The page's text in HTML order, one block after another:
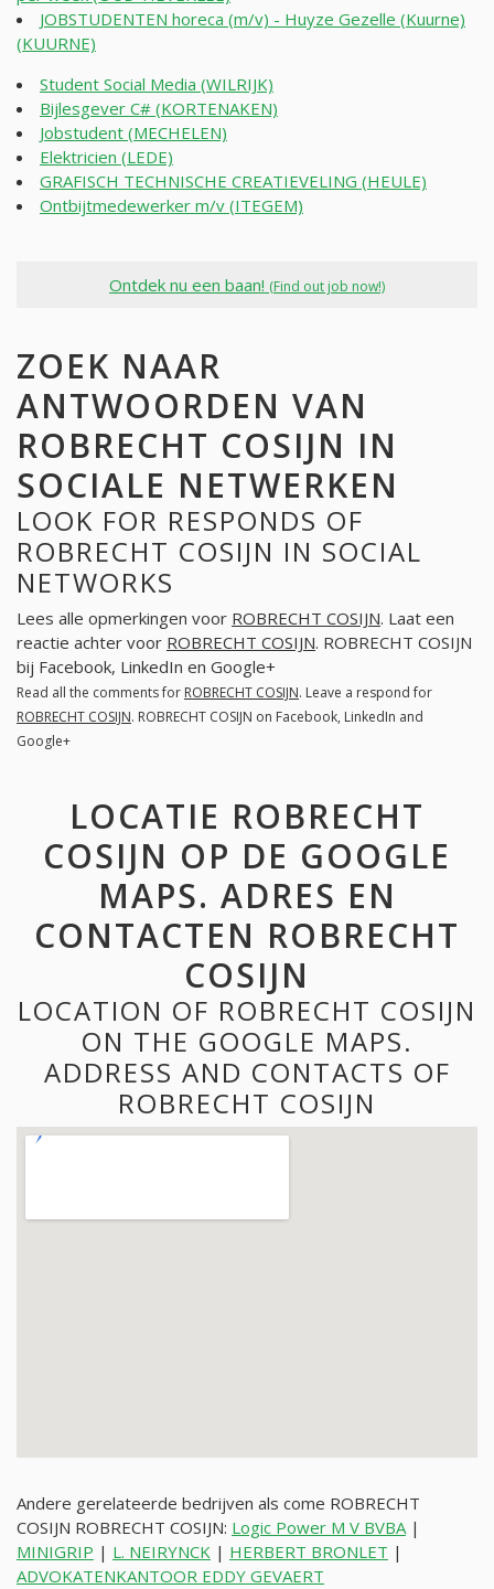
JOBSTUDENTEN horeca (m/v) - Huyze Gezelle (Kuurne)
(KUURNE)
Student Social Media (WILRIJK)
Bijlesgever C# (KORTENAKEN)
Jobstudent (MECHELEN)
Elektricien (LEDE)
GRAFISCH TECHNISCHE CREATIEVELING (HEULE)
Ontbijtmedewerker m/v (ITEGEM)
Ontdek nu een baan! (Find out job now!)
ZOEK NAAR
ANTWOORDEN VAN
ROBRECHT COSIJN IN
SOCIALE NETWERKEN
LOOK FOR RESPONDS OF
ROBRECHT COSIJN IN SOCIAL
NETWORKS
Lees alle opmerkingen voor ROBRECHT COSIJN. Laat een
reactie achter voor ROBRECHT COSIJN. ROBRECHT COSIJN
bij Facebook, LinkedIn en Google+
Read all the comments for ROBRECHT COSIJN. Leave a respond for
ROBRECHT COSIJN. ROBRECHT COSIJN on Facebook, LinkedIn and
Google+
LOCATIE ROBRECHT
COSIJN OP DE GOOGLE
MAPS. ADRES EN
CONTACTEN ROBRECHT
COSIJN
LOCATION OF ROBRECHT COSIJN
ON THE GOOGLE MAPS.
ADDRESS AND CONTACTS OF
ROBRECHT COSIJN
Andere gerelateerde bedrijven als come ROBRECHT
COSIJN ROBRECHT COSIJN: Logic Power M V BVBA|
MINIGRIP | L. NEIRYNCK | HERBERT BRONLET |
ADVOKATENKANTOOR EDDY GEVAERT